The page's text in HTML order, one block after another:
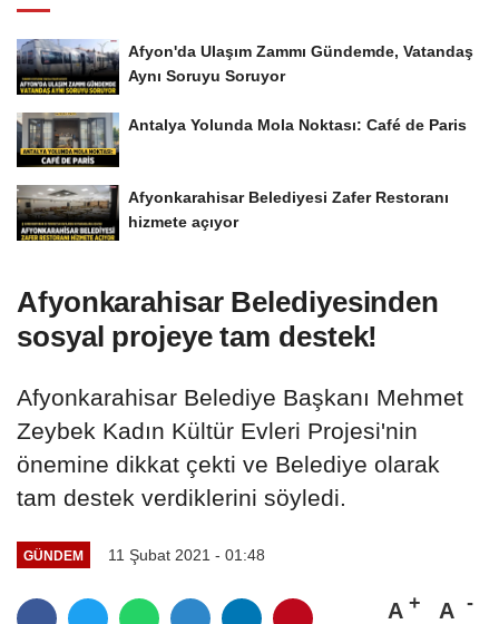
Afyon'da Ulaşım Zammı Gündemde, Vatandaş
Aynı Soruyu Soruyor
Antalya Yolunda Mola Noktası: Café de Paris
Afyonkarahisar Belediyesi Zafer Restoranı
hizmete açıyor
Afyonkarahisar Belediyesinden
sosyal projeye tam destek!
Afyonkarahisar Belediye Başkanı Mehmet
Zeybek Kadın Kültür Evleri Projesi'nin
önemine dikkat çekti ve Belediye olarak
tam destek verdiklerini söyledi.
GÜNDEM 11 Şubat 2021 - 01:48
A A